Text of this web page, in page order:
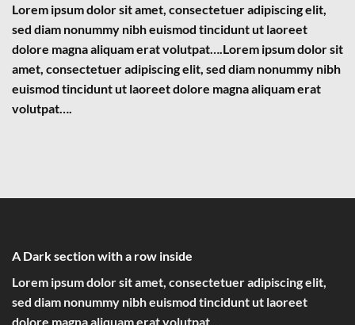
Lorem ipsum dolor sit amet, consectetuer adipiscing elit,
sed diam nonummy nibh euismod tincidunt ut laoreet
dolore magna aliquam erat volutpat….Lorem ipsum dolor sit
amet, consectetuer adipiscing elit, sed diam nonummy nibh
euismod tincidunt ut laoreet dolore magna aliquam erat
volutpat….
A Dark section with a row inside
Lorem ipsum dolor sit amet, consectetuer adipiscing elit,
sed diam nonummy nibh euismod tincidunt ut laoreet
dolore magna aliquam erat volutpat….